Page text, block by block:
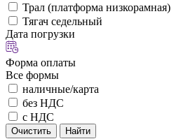
Трал (платформа низкорамная)
Тягач седельный
Дата погрузки
Форма оплаты
Все формы
наличные/карта
без НДС
с НДС
Очистить Найти